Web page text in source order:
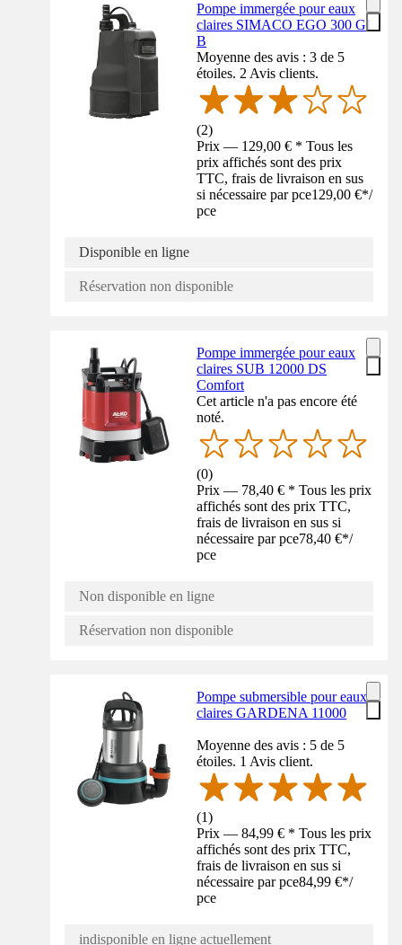
Pompe immergée pour eaux
claires SIMACO EGO 300 GI
B
Moyenne des avis : 3 de 5
étoiles. 2 Avis clients.
(2)
Prix — 129,00 € * Tous les
prix affichés sont des prix
TTC, frais de livraison en sus
si nécessaire par pce129,00 €*/
pce
Disponible en ligne
Réservation non disponible
Pompe immergée pour eaux
claires SUB 12000 DS
Comfort
Cet article n'a pas encore été
noté.
(0)
Prix — 78,40 € * Tous les prix
affichés sont des prix TTC,
frais de livraison en sus si
nécessaire par pce78,40 €*/
pce
Non disponible en ligne
Réservation non disponible
Pompe submersible pour eaux
claires GARDENA 11000
Moyenne des avis : 5 de 5
étoiles. 1 Avis client.
(1)
Prix — 84,99 € * Tous les prix
affichés sont des prix TTC,
frais de livraison en sus si
nécessaire par pce84,99 €*/
pce
indisponible en ligne actuellement